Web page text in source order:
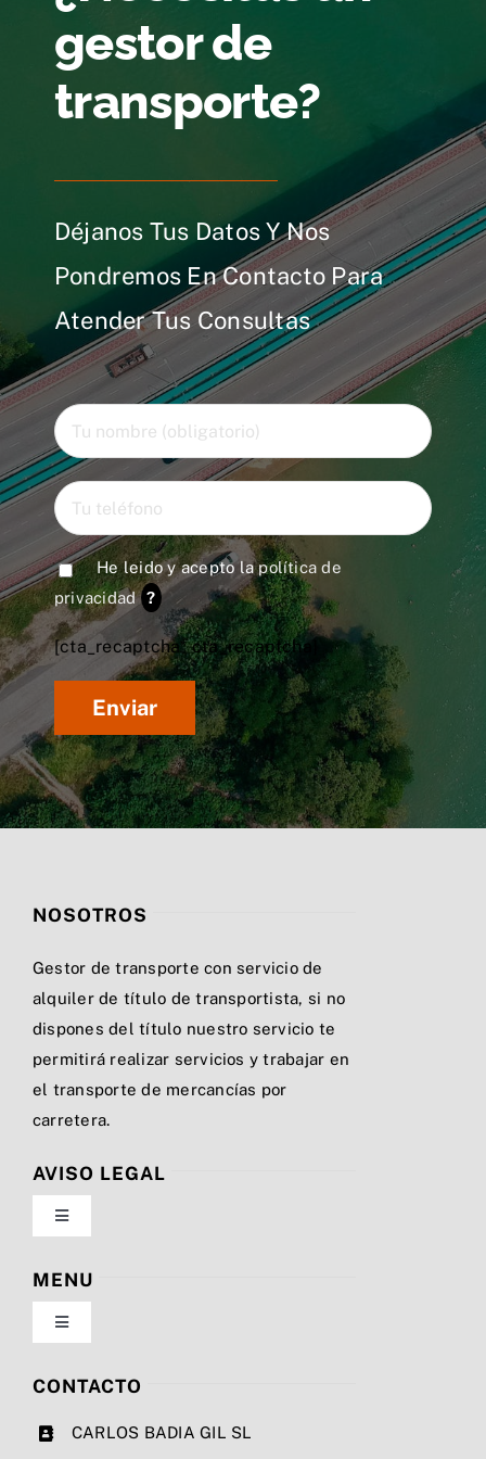
gestor de
transporte?
Déjanos Tus Datos Y Nos
Pondremos En Contacto Para
Atender Tus Consultas
He leido y acepto lapolítica de
privacidad ?
[cta_recaptcha* cta_recaptcha]
NOSOTROS
Gestor de transporte con servicio de
alquiler de título de transportista, si no
dispones del título nuestro servicio te
permitirá realizar servicios y trabajar en
el transporte de mercancías por
carretera.
AVISO LEGAL
Toggle
Navigation
Política de privacidad
Condiciones de uso
MENU
Toggle
Navigation
Nosotros
CONTACTO
CARLOS BADIA GIL SL